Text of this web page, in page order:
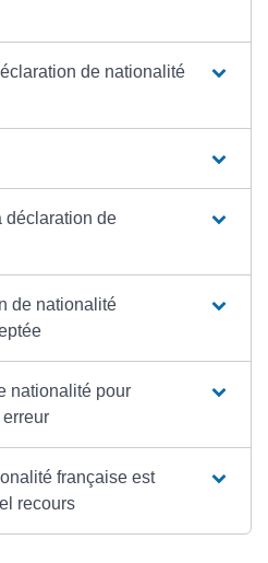
de nationalité
déclaration de
de nationalité
nationalité pour
française est
recours